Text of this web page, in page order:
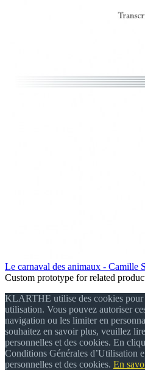
Le carnaval des animaux - Camille
Custom prototype for related
KLARTHE utilise des cookies pour
utilisation. Vous pouvez autoriser
navigation ou les limiter en
souhaitez en savoir plus, veuillez
personnelles et des cookies. En
Conditions Générales d’Utilisation
personnelles et des cookies. En